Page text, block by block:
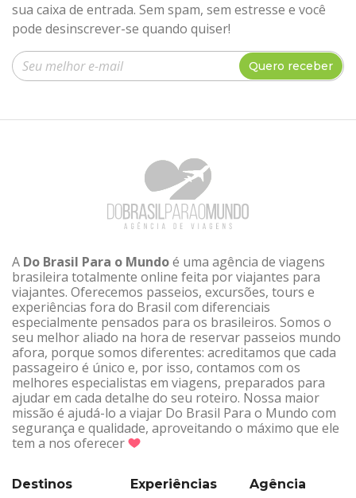
sua caixa de entrada. Sem spam, sem estresse e você
pode desinscrever-se quando quiser!
Insira seu e-mail
Quero receber
A Do Brasil Para o Mundoé uma agência de viagens
brasileira totalmente online feita por viajantes para
viajantes. Oferecemos passeios, excursões, tours e
experiências fora do Brasil com diferenciais
especialmente pensados para os brasileiros. Somos o
seu melhor aliado na hora de reservar passeios mundo
afora, porque somos diferentes: acreditamos que cada
passageiro é único e, por isso, contamos com os
melhores especialistas em viagens, preparados para
ajudar em cada detalhe do seu roteiro. Nossa maior
missão é ajudá-lo a viajar Do Brasil Para o Mundo com
segurança e qualidade, aproveitando o máximo que ele
tem a nos oferecer
Destinos Experiências Agência